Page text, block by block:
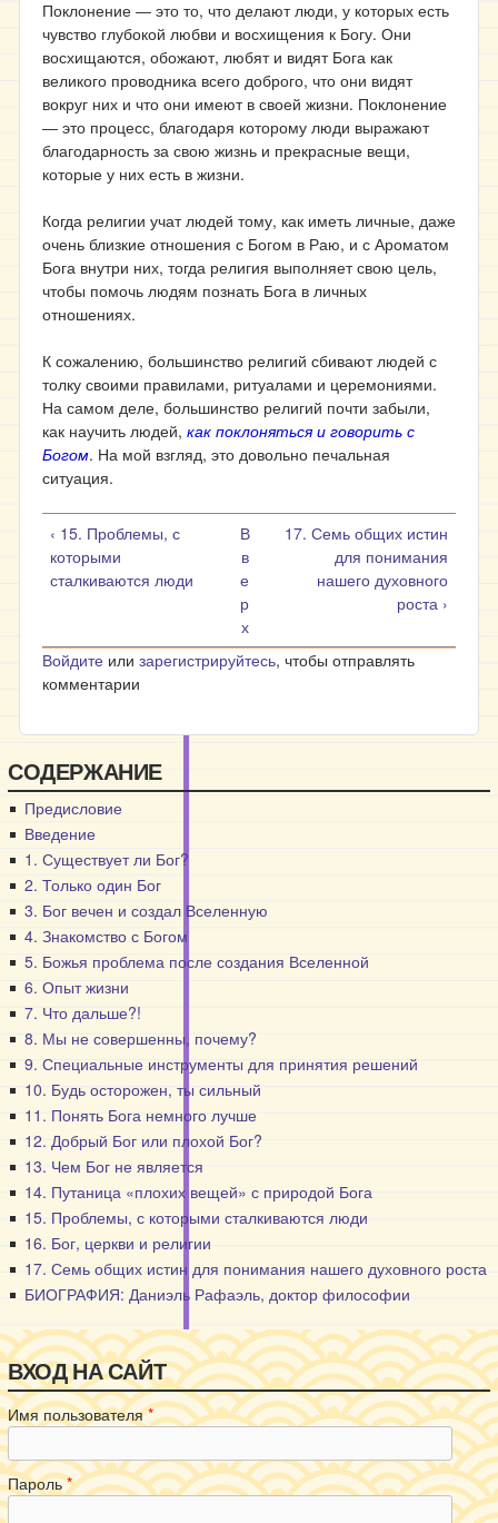
Поклонение ― это то, что делают люди, у которых есть
чувство глубокой любви и восхищения к Богу. Они
восхищаются, обожают, любят и видят Бога как
великого проводника всего доброго, что они видят
вокруг них и что они имеют в своей жизни. Поклонение
― это процесс, благодаря которому люди выражают
благодарность за свою жизнь и прекрасные вещи,
которые у них есть в жизни.
Когда религии учат людей тому, как иметь личные, даже
очень близкие отношения с Богом в Раю, и с Ароматом
Бога внутри них, тогда религия выполняет свою цель,
чтобы помочь людям познать Бога в личных
отношениях.
К сожалению, большинство религий сбивают людей с
толку своими правилами, ритуалами и церемониями.
На самом деле, большинство религий почти забыли,
как научить людей, как поклоняться и говорить с
Богом. На мой взгляд, это довольно печальная
ситуация.
‹ 15. Проблемы, с
которыми
сталкиваются люди
В
в
е
р
х
17. Семь общих истин
для понимания
нашего духовного
роста ›
Войдите или зарегистрируйтесь, чтобы отправлять
комментарии
СОДЕРЖАНИЕ
Предисловие
Введение
1. Существует ли Бог?
2. Только один Бог
3. Бог вечен и создал Вселенную
4. Знакомство с Богом
5. Божья проблема после создания Вселенной
6. Опыт жизни
7. Что дальше?!
8. Мы не совершенны, почему?
9. Специальные инструменты для принятия решений
10. Будь осторожен, ты сильный
11. Понять Бога немного лучше
12. Добрый Бог или плохой Бог?
13. Чем Бог не является
14. Путаница «плохих вещей» с природой Бога
15. Проблемы, с которыми сталкиваются люди
16. Бог, церкви и религии
17. Семь общих истин для понимания нашего духовного роста
БИОГРАФИЯ: Даниэль Рафаэль, доктор философии
ВХОД НА САЙТ
Имя пользователя*
Пароль*